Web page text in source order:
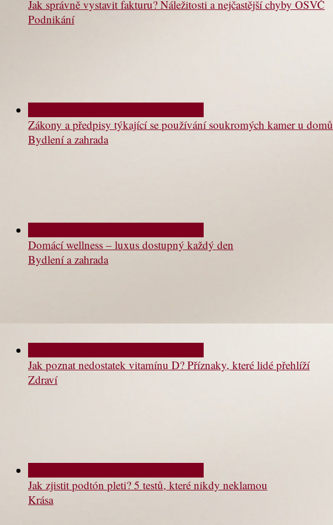
Jak správně vystavit fakturu? Náležitosti a nejčastější chyby OSVČ
Podnikání
Zákony a předpisy týkající se používání soukromých kamer u domů
Bydlení a zahrada
Domácí wellness – luxus dostupný každý den
Bydlení a zahrada
Jak poznat nedostatek vitamínu D? Příznaky, které lidé přehlíží
Zdraví
Jak zjistit podtón pleti? 5 testů, které nikdy neklamou
Krása